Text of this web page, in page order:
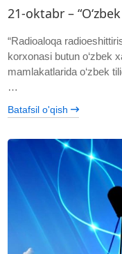
21-oktabr –
“Radioaloqa
korxonasi butun o‘zbek
mamlakatlarida o‘zbek
…
Batafsil o'qish